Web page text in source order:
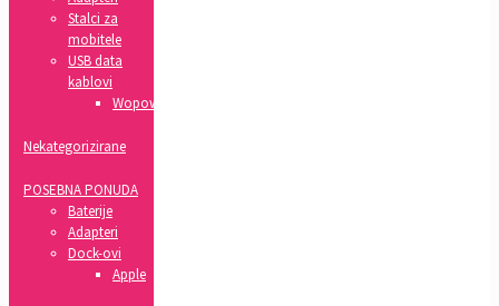
Stalci za
mobitele
USB data
kablovi
Wopow
Nekategorizirane
POSEBNA PONUDA
Baterije
Adapteri
Dock-ovi
Apple